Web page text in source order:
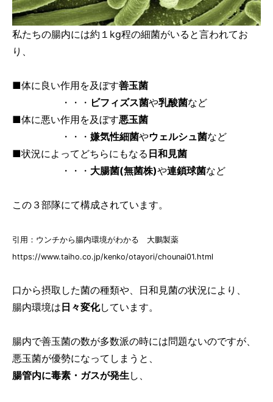
私たちの腸内には約１kg程の細菌がいると言われてお
り、
■体に良い作用を及ぼす善玉菌
・・・ ビフィズス菌や乳酸菌など
■体に悪い作用を及ぼす悪玉菌
・・・ 嫌気性細菌やウェルシュ菌など
■状況によってどちらにもなる 日和見菌
・・・ 大腸菌(無菌株)や連鎖球菌など
この３部隊にて構成されています。
引用：ウンチから腸内環境がわかる 大鵬製薬
https://www.taiho.co.jp/kenko/otayori/chounai01.html
口から摂取した菌の種類や、日和見菌の状況により、
腸内環境は日々変化しています。
腸内で善玉菌の数が多数派の時には問題ないのですが、
悪玉菌が優勢になってしまうと、
腸管内に毒素・ガスが発生 し、